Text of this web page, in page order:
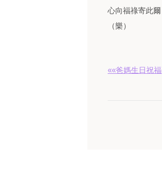
心向福祿寄此
（樂）
««爸媽生日祝